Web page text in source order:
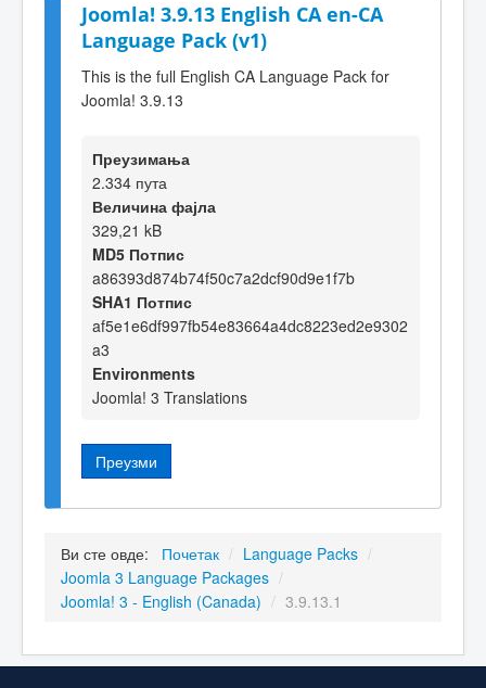
Joomla! 3.9.13 English CA en-CA
Language Pack (v1)
This is the full English CA Language Pack for
Joomla! 3.9.13
Преузимања
2.334 пута
Величина фајла
329,21 kB
MD5 Потпис
a86393d874b74f50c7a2dcf90d9e1f7b
SHA1 Потпис
af5e1e6df997fb54e83664a4dc8223ed2e9302
a3
Environments
Joomla! 3 Translations
Преузми
Ви сте овде: Почетак / Language Packs /
Joomla 3 Language Packages /
Joomla! 3 - English (Canada) / 3.9.13.1